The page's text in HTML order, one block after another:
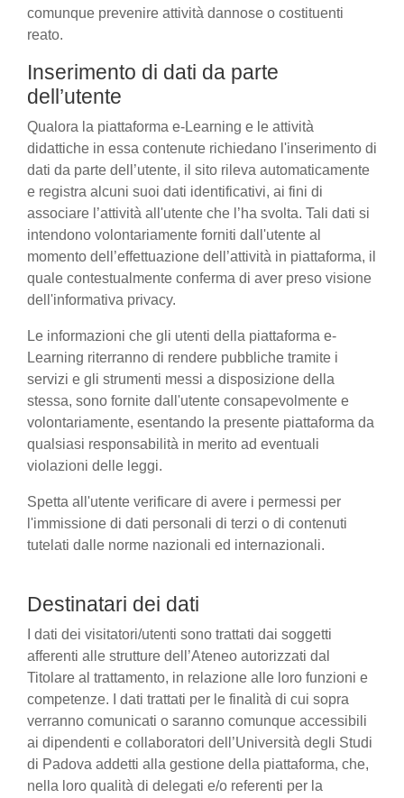
comunque prevenire attività dannose o costituenti
reato.
Inserimento di dati da parte
dell’utente
Qualora la piattaforma e-Learning e le attività
didattiche in essa contenute richiedano l'inserimento di
dati da parte dell’utente, il sito rileva automaticamente
e registra alcuni suoi dati identificativi, ai fini di
associare l’attività all'utente che l’ha svolta. Tali dati si
intendono volontariamente forniti dall'utente al
momento dell’effettuazione dell’attività in piattaforma, il
quale contestualmente conferma di aver preso visione
dell'informativa privacy.
Le informazioni che gli utenti della piattaforma e-
Learning riterranno di rendere pubbliche tramite i
servizi e gli strumenti messi a disposizione della
stessa, sono fornite dall'utente consapevolmente e
volontariamente, esentando la presente piattaforma da
qualsiasi responsabilità in merito ad eventuali
violazioni delle leggi.
Spetta all'utente verificare di avere i permessi per
l'immissione di dati personali di terzi o di contenuti
tutelati dalle norme nazionali ed internazionali.
Destinatari dei dati
I dati dei visitatori/utenti sono trattati dai soggetti
afferenti alle strutture dell’Ateneo autorizzati dal
Titolare al trattamento, in relazione alle loro funzioni e
competenze. I dati trattati per le finalità di cui sopra
verranno comunicati o saranno comunque accessibili
ai dipendenti e collaboratori dell’Università degli Studi
di Padova addetti alla gestione della piattaforma, che,
nella loro qualità di delegati e/o referenti per la